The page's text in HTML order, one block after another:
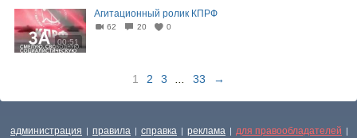
00:51
Агитационный ролик КПРФ
62 20 0
1 2 3 33 →
администрация | правила | справка | реклама | для правообладателей |